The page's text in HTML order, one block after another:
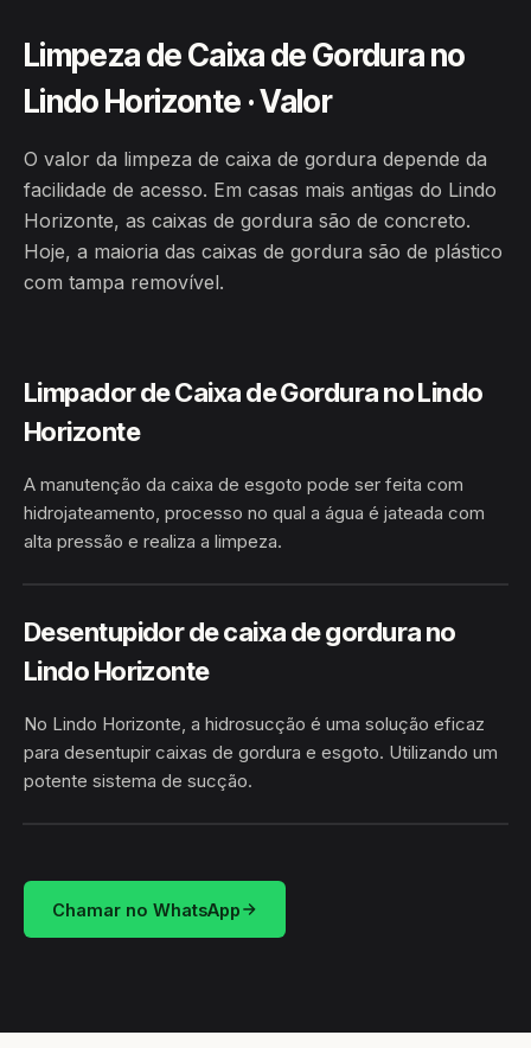
Limpeza de Caixa de Gordura no
Lindo Horizonte · Valor
O valor da limpeza de caixa de gordura depende da
facilidade de acesso. Em casas mais antigas do Lindo
Horizonte, as caixas de gordura são de concreto.
Hoje, a maioria das caixas de gordura são de plástico
com tampa removível.
Limpador de Caixa de Gordura no Lindo
Horizonte
A manutenção da caixa de esgoto pode ser feita com
hidrojateamento, processo no qual a água é jateada com
alta pressão e realiza a limpeza.
HIDROJATEAMENTO LINDO HORIZONTE · ANAGÉ/BA
Desentupidor de caixa de gordura no
Lindo Horizonte
No Lindo Horizonte, a hidrosucção é uma solução eficaz
para desentupir caixas de gordura e esgoto. Utilizando um
potente sistema de sucção.
HIDROSUCÇÃO LINDO HORIZONTE · ANAGÉ/BA
Chamar no WhatsApp